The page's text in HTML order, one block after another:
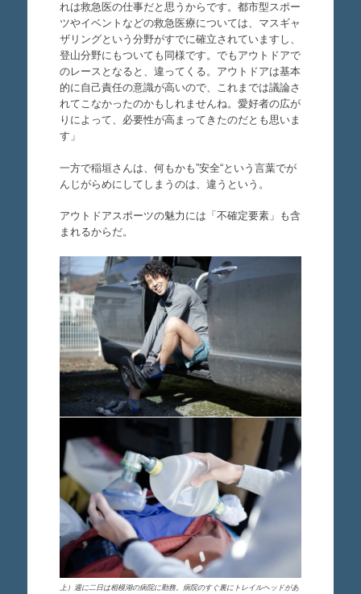
れは救急医の仕事だと思うからです。都市型スポー
ツやイベントなどの救急医療については、マスギャ
ザリングという分野がすでに確立されていますし、
登山分野にもついても同様です。でもアウトドアで
のレースとなると、違ってくる。アウトドアは基本
的に自己責任の意識が高いので、これまでは議論さ
れてこなかったのかもしれませんね。愛好者の広が
りによって、必要性が高まってきたのだとも思いま
す」
一方で稲垣さんは、何もかも”安全“という言葉でが
んじがらめにしてしまうのは、違うという。
アウトドアスポーツの魅力には「不確定要素」も含
まれるからだ。
上）週に二日は相模湖の病院に勤務。病院のすぐ裏にトレイルヘッドがあ